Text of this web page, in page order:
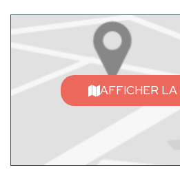
AFFICHER